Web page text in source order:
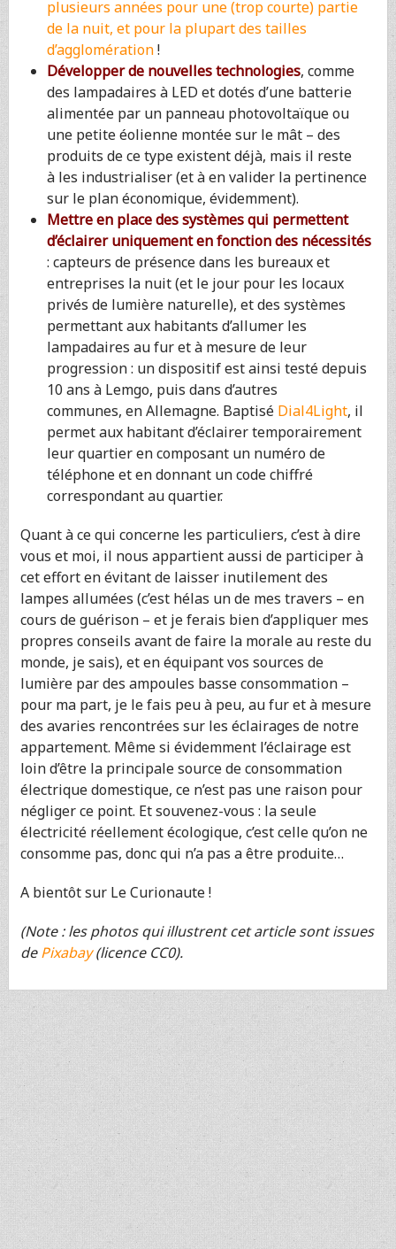
plusieurs années pour une (trop courte) partie
de la nuit, et pour la plupart des tailles
d’agglomération!
Développer de nouvelles technologies, comme
des lampadaires à LED et dotés d’une batterie
alimentée par un panneau photovoltaïque ou
une petite éolienne montée sur le mât – des
produits de ce type existent déjà, mais il reste
à les industrialiser (et à en valider la pertinence
sur le plan économique, évidemment).
Mettre en place des systèmes qui permettent
d’éclairer uniquement en fonction des nécessités
: capteurs de présence dans les bureaux et
entreprises la nuit (et le jour pour les locaux
privés de lumière naturelle), et des systèmes
permettant aux habitants d’allumer les
lampadaires au fur et à mesure de leur
progression : un dispositif est ainsi testé depuis
10 ans à Lemgo, puis dans d’autres
communes, en Allemagne. Baptisé Dial4Light, il
permet aux habitant d’éclairer temporairement
leur quartier en composant un numéro de
téléphone et en donnant un code chiffré
correspondant au quartier.
Quant à ce qui concerne les particuliers, c’est à dire
vous et moi, il nous appartient aussi de participer à
cet effort en évitant de laisser inutilement des
lampes allumées (c’est hélas un de mes travers – en
cours de guérison – et je ferais bien d’appliquer mes
propres conseils avant de faire la morale au reste du
monde, je sais), et en équipant vos sources de
lumière par des ampoules basse consommation –
pour ma part, je le fais peu à peu, au fur et à mesure
des avaries rencontrées sur les éclairages de notre
appartement. Même si évidemment l’éclairage est
loin d’être la principale source de consommation
électrique domestique, ce n’est pas une raison pour
négliger ce point. Et souvenez-vous : la seule
électricité réellement écologique, c’est celle qu’on ne
consomme pas, donc qui n’a pas a être produite…
A bientôt sur Le Curionaute !
(Note : les photos qui illustrent cet article sont issues
dePixabay(licence CC0).